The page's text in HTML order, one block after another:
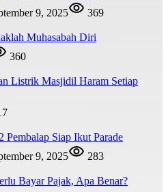
9, 2025
369
Muhasabah Diri
360
Listrik Masjidil Haram Setiap
Pembalap Siap Ikut Parade
9, 2025
283
Bayar Pajak, Apa Benar?